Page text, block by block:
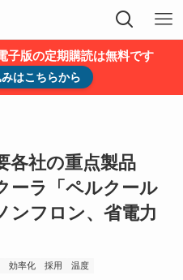
子版の定期購読は無料です
はこちらから
各社の重点製品
ーラ「ペルクール
ンフロン、省電力
効率化 採用 温度